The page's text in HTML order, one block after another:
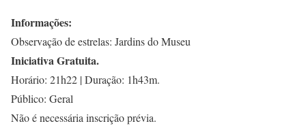
Informações:
Observação de estrelas: Jardins do Museu
Iniciativa Gratuita.
Horário: 21h22 | Duração: 1h43m.
Público: Geral
Não é necessária inscrição prévia.